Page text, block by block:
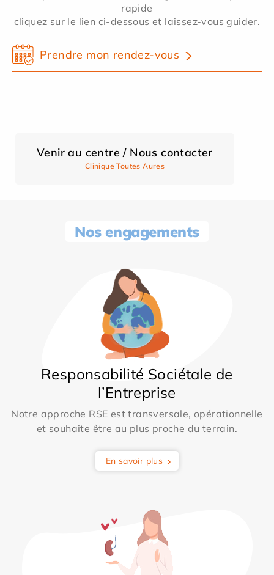
rapide
cliquez sur le lien ci-dessous et laissez-vous guider.
Prendre mon rendez-vous
Venir au centre / Nous contacter
Clinique Toutes Aures
Nos engagements
Responsabilité Sociétale de
l’Entreprise
Notre approche RSE est transversale, opérationnelle
et souhaite être au plus proche du terrain.
En savoir plus